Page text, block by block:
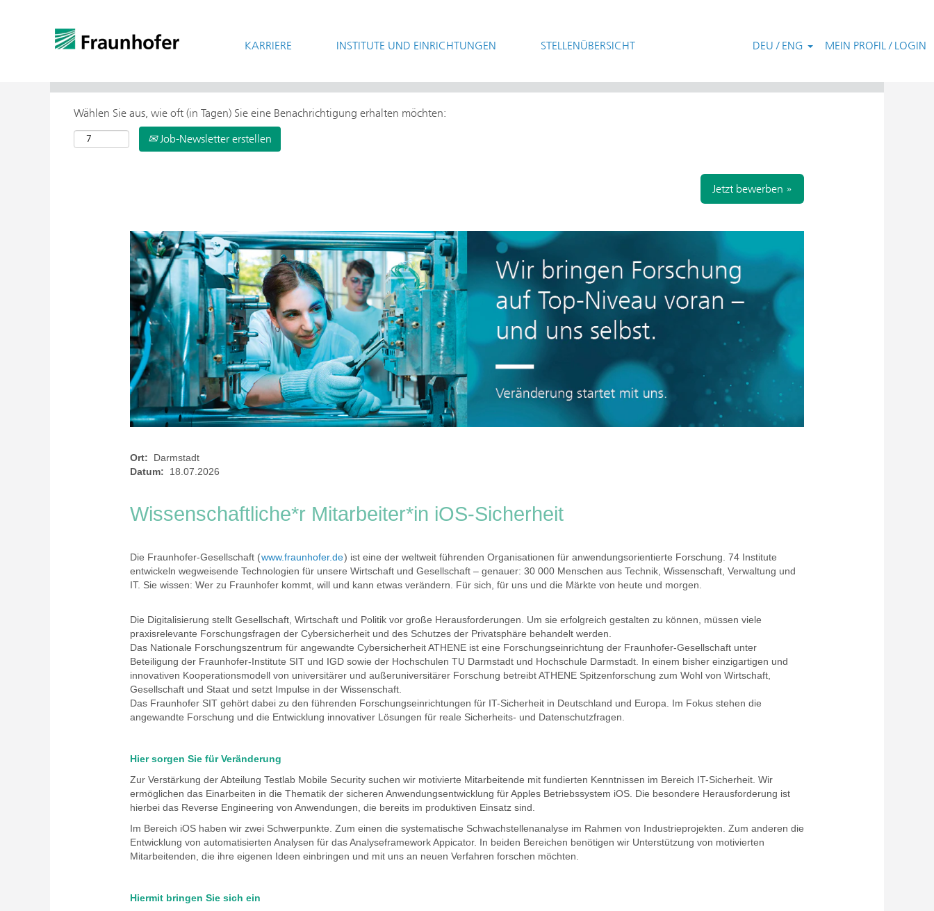
KARRIERE INSTITUTE UND EINRICHTUNGEN STELLENÜBERSICHT DEU / ENG MEIN PROFIL / LOGIN
> Weitere Suchoptionen
Wählen Sie aus, wie oft (in Tagen) Sie eine Benachrichtigung erhalten möchten:
Job-Newsletter erstellen
Jetzt bewerben »
Ort: Darmstadt
Datum: 18.07.2026
Wissenschaftliche*r Mitarbeiter*in iOS-Sicherheit
Die Fraunhofer-Gesellschaft (www.fraunhofer.de) ist eine der weltweit führenden Organisationen für anwendungsorientierte Forschung. 74 Institute
entwickeln wegweisende Technologien für unsere Wirtschaft und Gesellschaft – genauer: 30 000 Menschen aus Technik, Wissenschaft, Verwaltung und
IT. Sie wissen: Wer zu Fraunhofer kommt, will und kann etwas verändern. Für sich, für uns und die Märkte von heute und morgen.
Die Digitalisierung stellt Gesellschaft, Wirtschaft und Politik vor große Herausforderungen. Um sie erfolgreich gestalten zu können, müssen viele
praxisrelevante Forschungsfragen der Cybersicherheit und des Schutzes der Privatsphäre behandelt werden.
Das Nationale Forschungszentrum für angewandte Cybersicherheit ATHENE ist eine Forschungseinrichtung der Fraunhofer-Gesellschaft unter
Beteiligung der Fraunhofer-Institute SIT und IGD sowie der Hochschulen TU Darmstadt und Hochschule Darmstadt. In einem bisher einzigartigen und
innovativen Kooperationsmodell von universitärer und außeruniversitärer Forschung betreibt ATHENE Spitzenforschung zum Wohl von Wirtschaft,
Gesellschaft und Staat und setzt Impulse in der Wissenschaft.
Das Fraunhofer SIT gehört dabei zu den führenden Forschungseinrichtungen für IT-Sicherheit in Deutschland und Europa. Im Fokus stehen die
angewandte Forschung und die Entwicklung innovativer Lösungen für reale Sicherheits- und Datenschutzfragen.
Hier sorgen Sie für Veränderung
Zur Verstärkung der Abteilung Testlab Mobile Security suchen wir motivierte Mitarbeitende mit fundierten Kenntnissen im Bereich IT-Sicherheit. Wir
ermöglichen das Einarbeiten in die Thematik der sicheren Anwendungsentwicklung für Apples Betriebssystem iOS. Die besondere Herausforderung ist
hierbei das Reverse Engineering von Anwendungen, die bereits im produktiven Einsatz sind.
Im Bereich iOS haben wir zwei Schwerpunkte. Zum einen die systematische Schwachstellenanalyse im Rahmen von Industrieprojekten. Zum anderen die
Entwicklung von automatisierten Analysen für das Analyseframework Appicator. In beiden Bereichen benötigen wir Unterstützung von motivierten
Mitarbeitenden, die ihre eigenen Ideen einbringen und mit uns an neuen Verfahren forschen möchten.
Hiermit bringen Sie sich ein